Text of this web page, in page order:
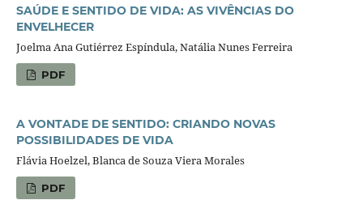
SAÚDE E SENTIDO DE VIDA: AS VIVÊNCIAS DO
ENVELHECER
Joelma Ana Gutiérrez Espíndula, Natália Nunes Ferreira
PDF
A VONTADE DE SENTIDO: CRIANDO NOVAS
POSSIBILIDADES DE VIDA
Flávia Hoelzel, Blanca de Souza Viera Morales
PDF